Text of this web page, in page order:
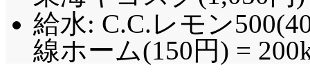
給水: C.C.レモン
線ホーム(150円) =